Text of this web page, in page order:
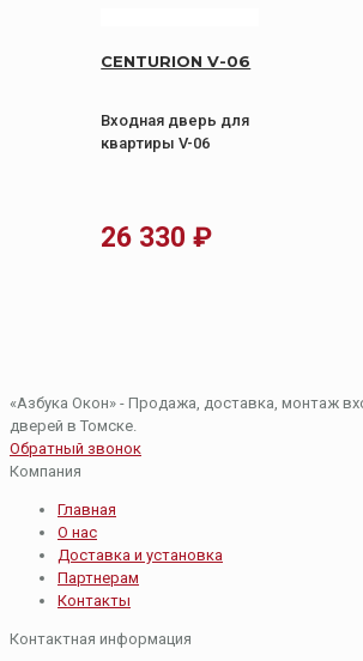
CENTURION V-06
Входная дверь для
квартиры V-06
26 330₽
«Азбука Окон» - Продажа, доставка, монтаж
дверей в Томске.
Обратный звонок
Компания
Главная
О нас
Доставка и установка
Партнерам
Контакты
Контактная информация